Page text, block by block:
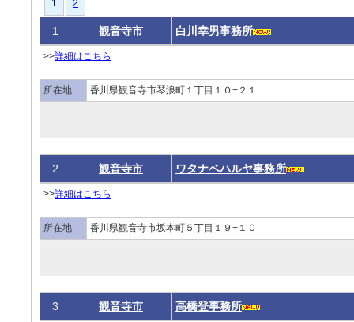
1 2
1 観音寺市 白川幸男事務所
>>詳細はこちら
所在地 香川県観音寺市琴浪町１丁目１０−２１
2 観音寺市 ワタナベハルヤ事務所
>>詳細はこちら
所在地 香川県観音寺市坂本町５丁目１９−１０
3 観音寺市 高橋登事務所